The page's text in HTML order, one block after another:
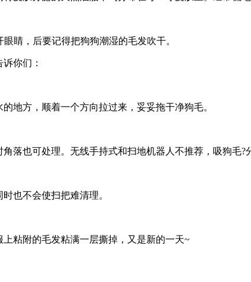
睛，后要记得把狗狗潮湿的毛发吹干。
你们：
地方，顺着一个方向拉过来，妥妥拖干净狗毛。
落也可处理。无线手持式和扫地机器人不推荐，吸狗毛?
也不会使扫把难清理。
粘附的毛发粘满一层撕掉，又是新的一天~